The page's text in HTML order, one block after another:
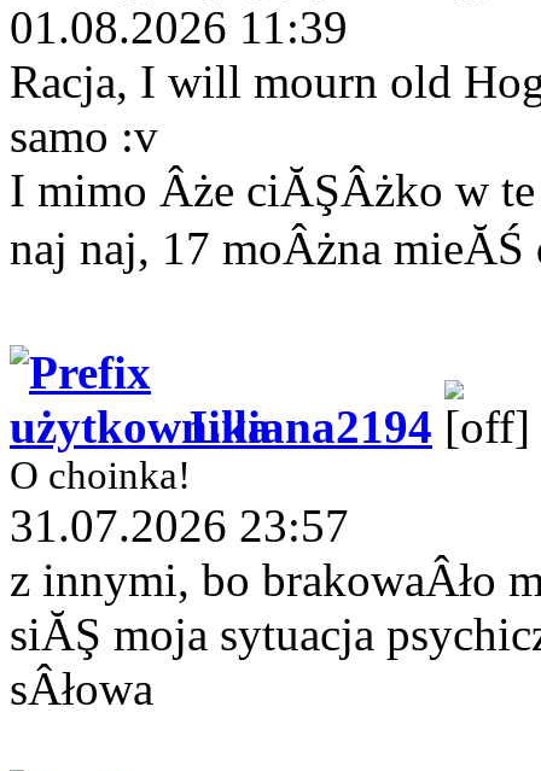
01.08.2026 11:39
Racja, I will mourn old
samo :v
I mimo Âże ciĂŞÂżko w
naj naj, 17 moÂżna
Liliana2194
O choinka!
31.07.2026 23:57
z innymi, bo brakowaÂło
siĂŞ moja sytuacja
sÂłowa